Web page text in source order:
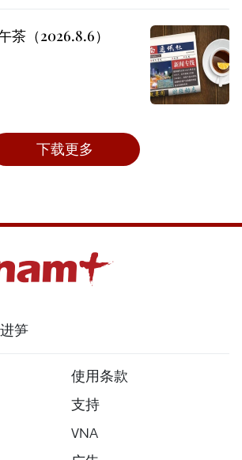
茶（2026.8.6）
下载更多
笋
使用条款
支持
VNA